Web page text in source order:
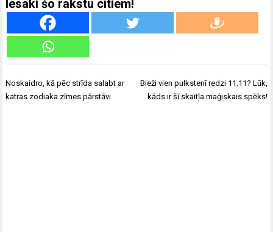
Iesaki šo rakstu citiem!
Ziņu
izvēlne
Noskaidro, kā pēc strīda salabt ar
katras zodiaka zīmes pārstāvi
Bieži vien pulkstenī redzi 11:11? Lūk,
kāds ir šī skaitļa maģiskais spēks!